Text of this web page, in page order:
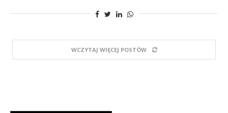
WCZYTAJ WIĘCEJ POSTÓW